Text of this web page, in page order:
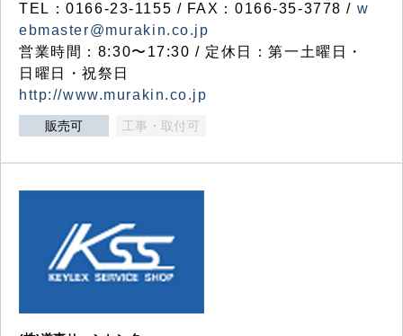
TEL：0166-23-1155 / FAX：0166-35-3778 / w
ebmaster@murakin.co.jp
営業時間：8:30〜17:30 / 定休日：第一土曜日・
日曜日・祝祭日
http://www.murakin.co.jp
販売可 工事・取付可